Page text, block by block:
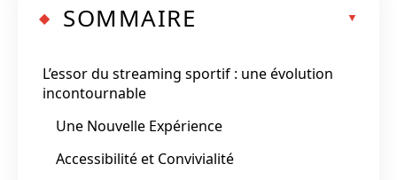
SOMMAIRE
L’essor du streaming sportif : une évolution
incontournable
Une Nouvelle Expérience
Accessibilité et Convivialité